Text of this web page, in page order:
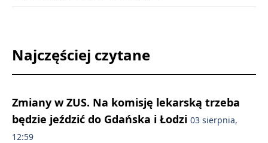
Najczęściej czytane
Zmiany w ZUS. Na komisję lekarską trzeba
będzie jeździć do Gdańska i Łodzi 03 sierpnia,
12:59